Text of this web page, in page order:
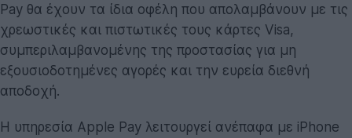
Pay θα έχουν τα ίδια οφέλη που απολαμβάνουν με τις
χρεωστικές και πιστωτικές τους κάρτες Visa,
συμπεριλαμβανομένης της προστασίας για μη
εξουσιοδοτημένες αγορές και την ευρεία διεθνή
αποδοχή.
Η υπηρεσία Apple Pay λειτουργεί ανέπαφα με iPhone